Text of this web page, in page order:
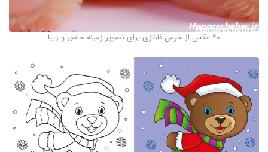
20 عکس از خرس فانتزی برای تصویر زمینه خاص و زیبا